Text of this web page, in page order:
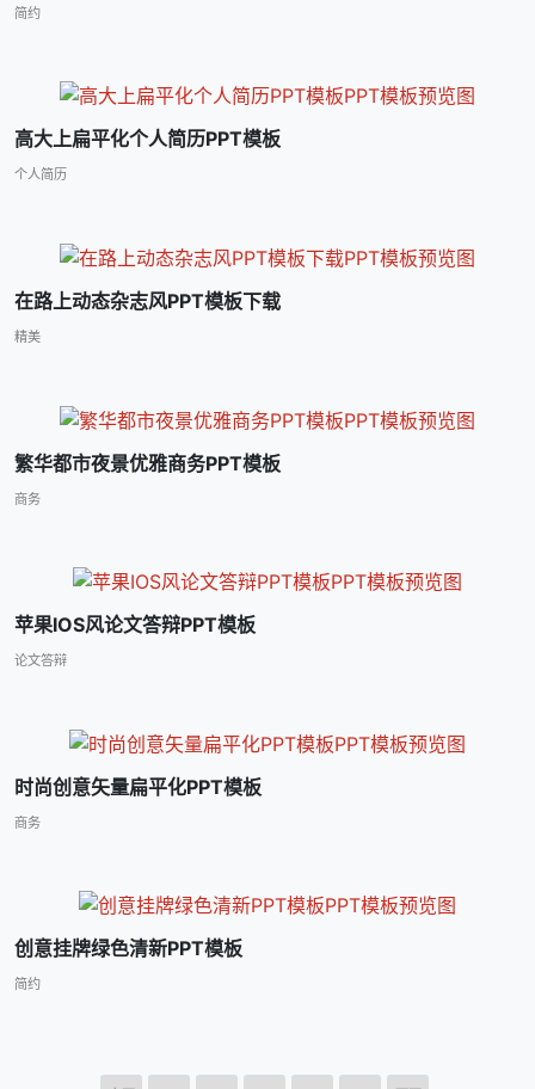
简约
高大上扁平化个人简历PPT模板
个人简历
在路上动态杂志风PPT模板下载
精美
繁华都市夜景优雅商务PPT模板
商务
苹果IOS风论文答辩PPT模板
论文答辩
时尚创意矢量扁平化PPT模板
商务
创意挂牌绿色清新PPT模板
简约